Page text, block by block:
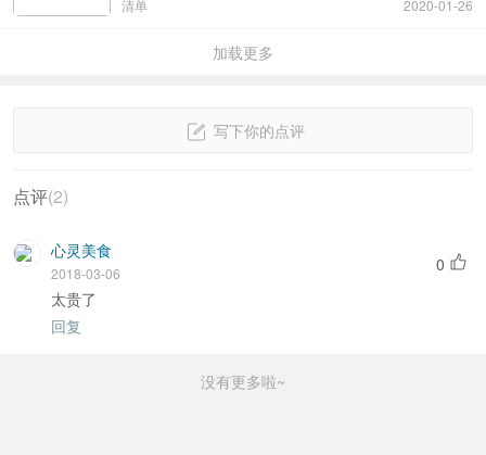
清单 2020-01-26
加载更多
写下你的点评
点评(2)
心灵美食
2018-03-06
0
太贵了
回复
没有更多啦~